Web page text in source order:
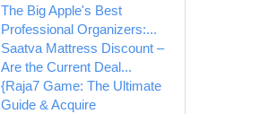
The Big Apple's Best
Professional Organizers:...
Saatva Mattress Discount –
Are the Current Deal...
{Raja7 Game: The Ultimate
Guide & Acquire